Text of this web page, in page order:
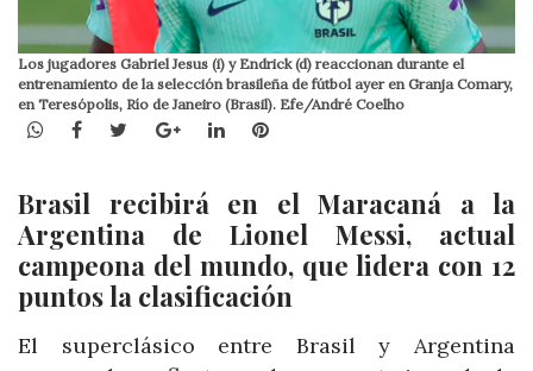
Los jugadores Gabriel Jesus (i) y Endrick (d) reaccionan durante el
entrenamiento de la selección brasileña de fútbol ayer en Granja Comary,
en Teresópolis, Río de Janeiro (Brasil). Efe/André Coelho
WhatsApp
Facebook
TwitterGoogle+LinkedInPinterest
Brasil recibirá en el Maracaná a la
Argentina de Lionel Messi, actual
campeona del mundo, que lidera con 12
puntos la clasificación
El superclásico entre Brasil y Argentina